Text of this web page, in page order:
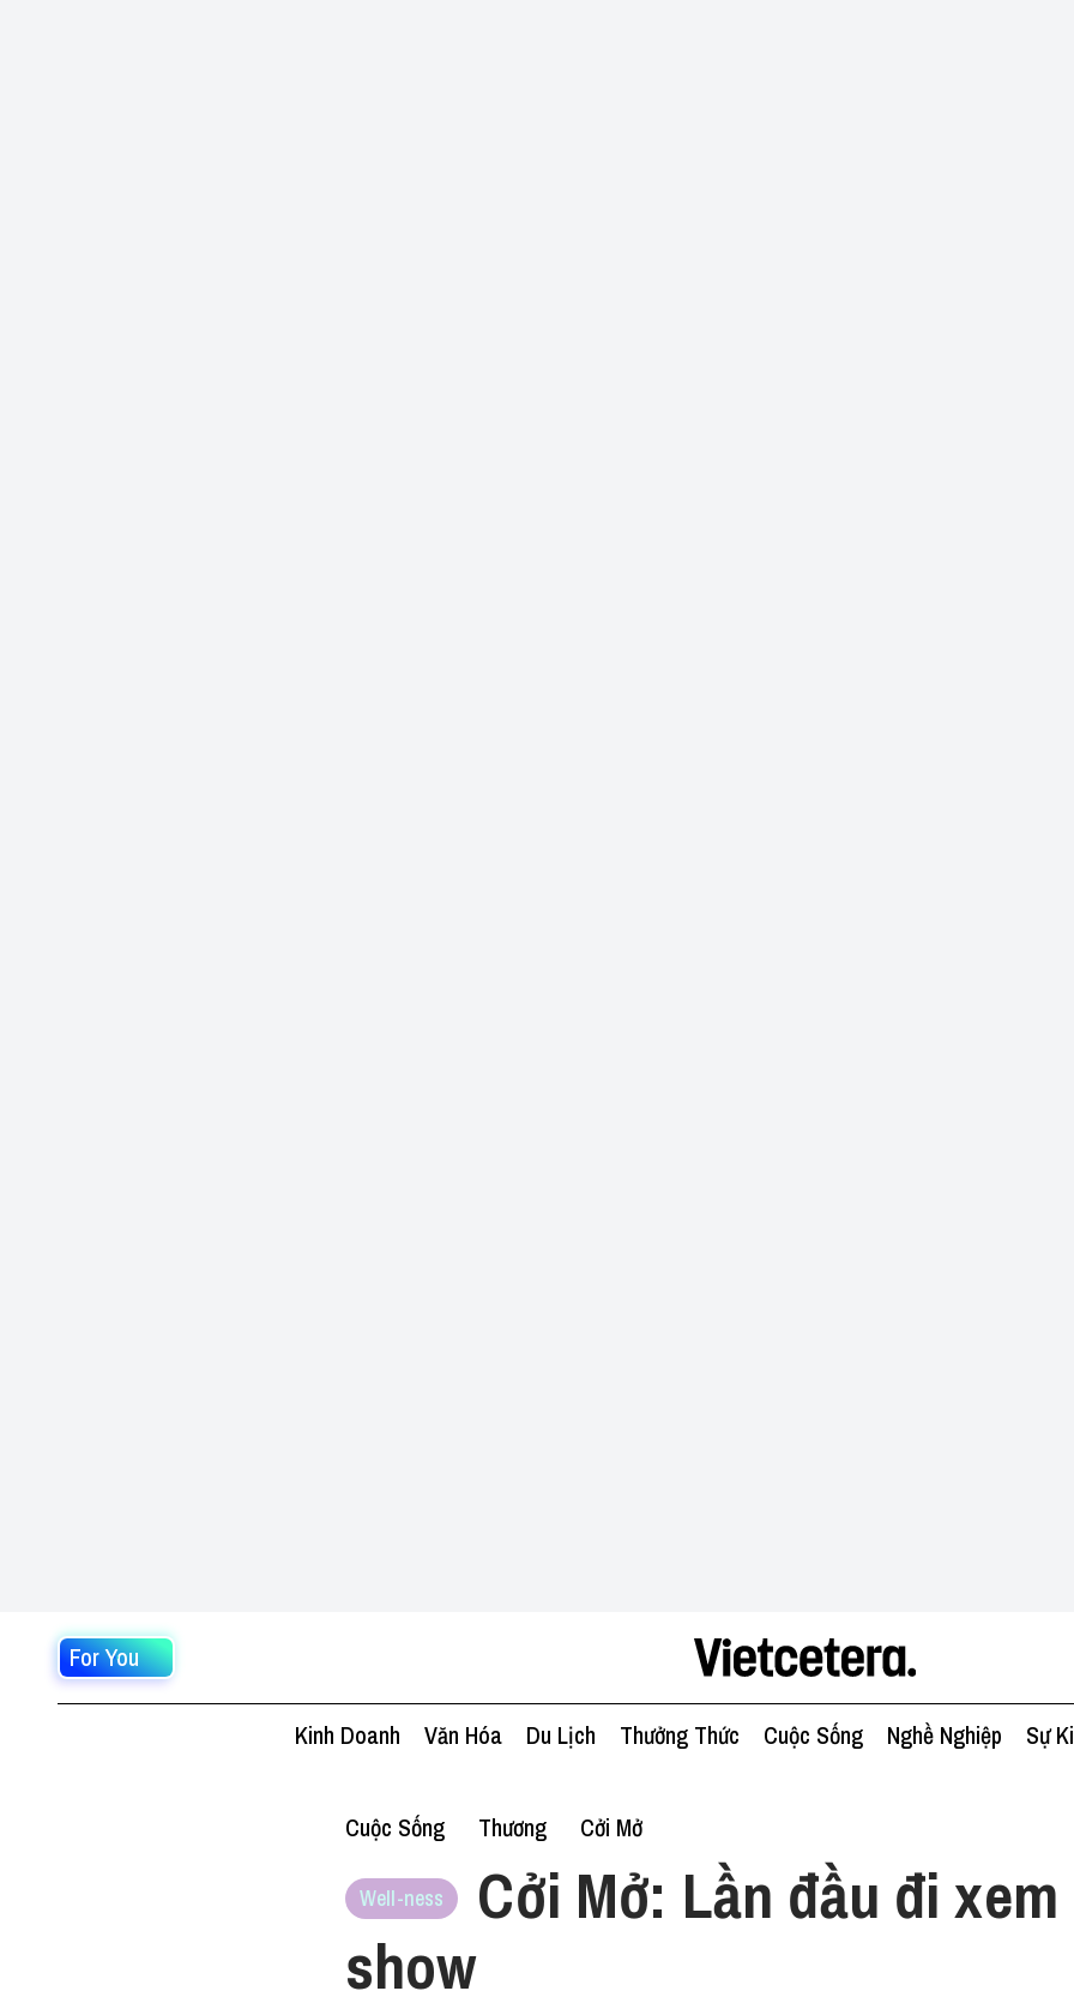
For You
Kinh Doanh Văn Hóa Du Lịch Thưởng Thức Cuộc Sống Nghề Nghiệp Sự
Cuộc Sống Thương Cởi Mở
Well-ness
Cởi Mở: Lần đầu đi
show